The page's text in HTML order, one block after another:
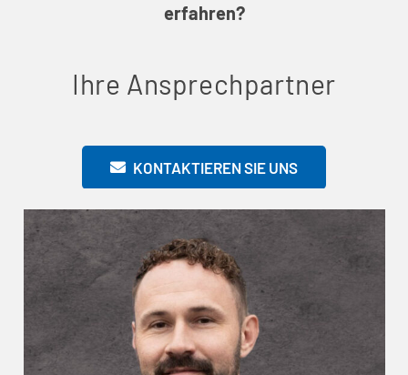
erfahren?
Ihre Ansprechpartner
KONTAKTIEREN SIE UNS